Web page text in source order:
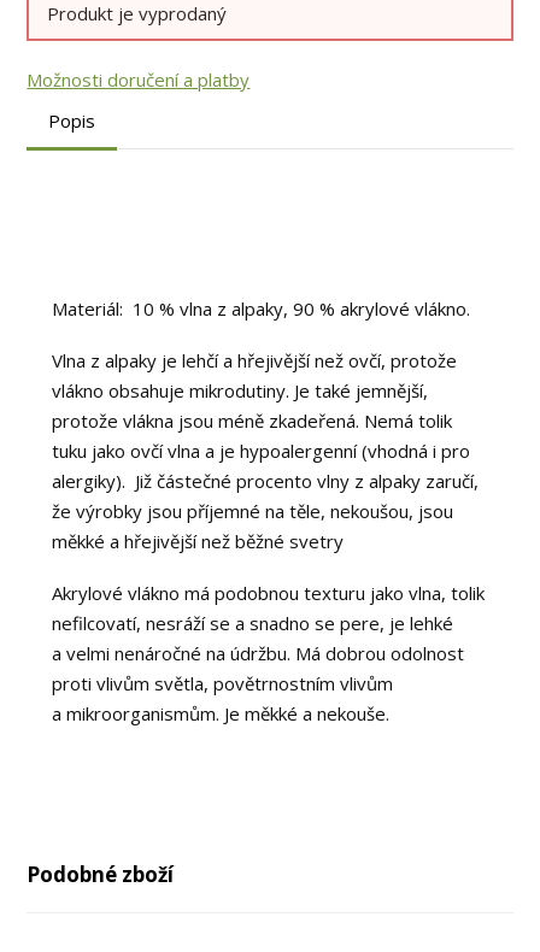
Produkt je vyprodaný
Možnosti doručení a platby
Popis
Materiál: 10 % vlna z alpaky, 90 % akrylové vlákno.
Vlna z alpaky je lehčí a hřejivější než ovčí, protože
vlákno obsahuje mikrodutiny. Je také jemnější,
protože vlákna jsou méně zkadeřená. Nemá tolik
tuku jako ovčí vlna a je hypoalergenní (vhodná i pro
alergiky). Již částečné procento vlny z alpaky zaručí,
že výrobky jsou příjemné na těle, nekoušou, jsou
měkké a hřejivější než běžné svetry
Akrylové vlákno má podobnou texturu jako vlna, tolik
nefilcovatí, nesráží se a snadno se pere, je lehké
a velmi nenáročné na údržbu. Má dobrou odolnost
proti vlivům světla, povětrnostním vlivům
a mikroorganismům. Je měkké a nekouše.
Podobné zboží